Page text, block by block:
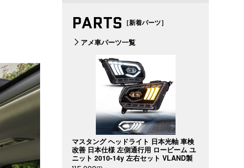
PARTS ［新着パーツ］
アメ車パーツ一覧
マスタング ヘッドライト 日本光軸 車検
改善 日本仕様 左側通行用 ロービーム ユ
ニット 2010-14y 左右セット VLAND製